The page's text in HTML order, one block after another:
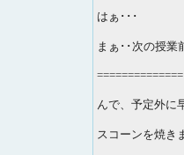
はぁ･･･
まぁ･･次の授業
==============
んで、予定外に
スコーンを焼き